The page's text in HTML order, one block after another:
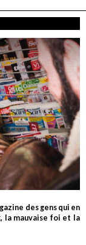
des gens qui en
la mauvaise foi et la